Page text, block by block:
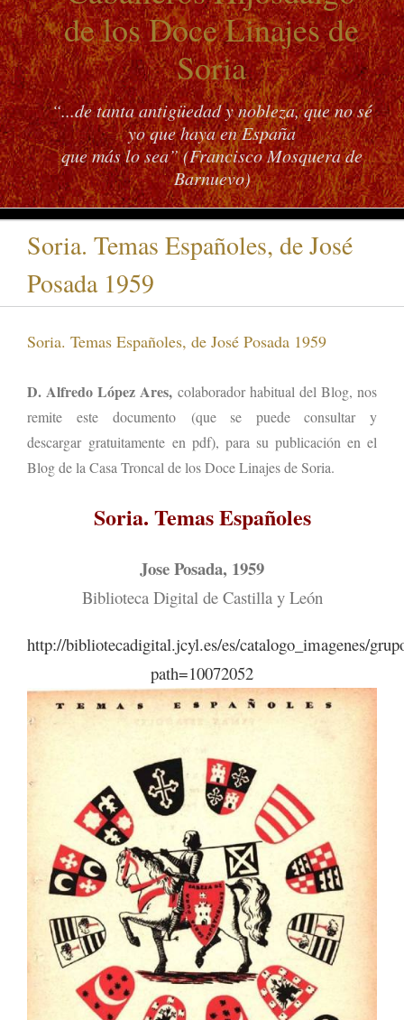
de los Doce Linajes de
Soria
“...de tanta antigüedad y nobleza, que no sé
yo que haya en España
que más lo sea” (Francisco Mosquera de
Barnuevo)
Soria. Temas Españoles, de José
Posada 1959
Soria. Temas Españoles, de José Posada 1959
D. Alfredo López Ares, colaborador habitual del Blog, nos
remite este documento (que se puede consultar y
descargar gratuitamente en pdf), para su publicación en el
Blog de la Casa Troncal de los Doce Linajes de Soria.
Soria. Temas Españoles
Jose Posada, 1959
Biblioteca Digital de Castilla y León
http://bibliotecadigital.jcyl.es/es/catalogo_imagenes/
path=10072052